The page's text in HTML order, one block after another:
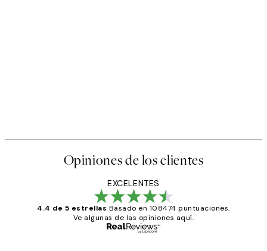
Opiniones de los clientes
EXCELENTES
4.4 de 5 estrellas Basado en 108474 puntuaciones.
Ve algunas de las opiniones aquí.